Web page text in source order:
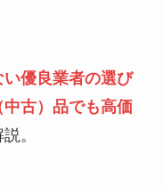
優良業者の選び
古）品でも高価
。